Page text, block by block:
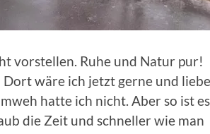
vorstellen. Ruhe und Natur pur!
wäre ich jetzt gerne und
hatte ich nicht. Aber so ist es
die Zeit und schneller wie man